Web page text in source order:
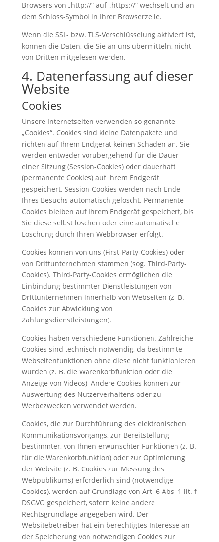
Browsers von „http://“ auf „https://“ wechselt und an
dem Schloss-Symbol in Ihrer Browserzeile.
Wenn die SSL- bzw. TLS-Verschlüsselung aktiviert ist,
können die Daten, die Sie an uns übermitteln, nicht
von Dritten mitgelesen werden.
4. Datenerfassung auf dieser
Website
Cookies
Unsere Internetseiten verwenden so genannte
„Cookies“. Cookies sind kleine Datenpakete und
richten auf Ihrem Endgerät keinen Schaden an. Sie
werden entweder vorübergehend für die Dauer
einer Sitzung (Session-Cookies) oder dauerhaft
(permanente Cookies) auf Ihrem Endgerät
gespeichert. Session-Cookies werden nach Ende
Ihres Besuchs automatisch gelöscht. Permanente
Cookies bleiben auf Ihrem Endgerät gespeichert, bis
Sie diese selbst löschen oder eine automatische
Löschung durch Ihren Webbrowser erfolgt.
Cookies können von uns (First-Party-Cookies) oder
von Drittunternehmen stammen (sog. Third-Party-
Cookies). Third-Party-Cookies ermöglichen die
Einbindung bestimmter Dienstleistungen von
Drittunternehmen innerhalb von Webseiten (z. B.
Cookies zur Abwicklung von
Zahlungsdienstleistungen).
Cookies haben verschiedene Funktionen. Zahlreiche
Cookies sind technisch notwendig, da bestimmte
Webseitenfunktionen ohne diese nicht funktionieren
würden (z. B. die Warenkorbfunktion oder die
Anzeige von Videos). Andere Cookies können zur
Auswertung des Nutzerverhaltens oder zu
Werbezwecken verwendet werden.
Cookies, die zur Durchführung des elektronischen
Kommunikationsvorgangs, zur Bereitstellung
bestimmter, von Ihnen erwünschter Funktionen (z. B.
für die Warenkorbfunktion) oder zur Optimierung
der Website (z. B. Cookies zur Messung des
Webpublikums) erforderlich sind (notwendige
Cookies), werden auf Grundlage von Art. 6 Abs. 1 lit. f
DSGVO gespeichert, sofern keine andere
Rechtsgrundlage angegeben wird. Der
Websitebetreiber hat ein berechtigtes Interesse an
der Speicherung von notwendigen Cookies zur